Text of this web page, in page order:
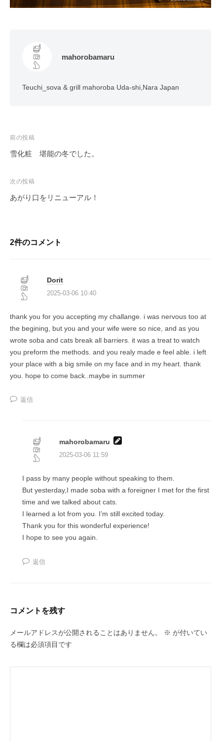
mahorobamaru
Teuchi_sova & grill mahoroba Uda-shi,Nara Japan
投
稿
ビ
ゲ
ョ
ン
前の投稿
雪化粧 堪能の冬でした。
次の投稿
あがり口をリニューアル！
2件のコメント
Dorit
2025-03-06 10:40
thank you for you accepting my challange. i was nervous too at
the begining, but you and your wife were so nice, and as you
wrote soba and cats break all barriers. it was a treat to watch
you preform the methods. and you realy made e feel able. i left
your place with a big smile on my face and in my heart. thank
you. hope to come back..maybe in summer
返信
mahorobamaru
2025-03-06 11:59
I pass by many people without speaking to them.
But yesterday,I made soba with a foreigner I met for the first
time and we talked about cats.
I learned a lot from you. I’m still excited today.
Thank you for this wonderful experience!
I hope to see you again.
返信
コメントを残す
メールアドレスが公開されることはありません。 ※ が付いてい
る欄は必須項目です